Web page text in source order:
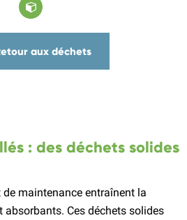
aux déchets
: des déchets solides
de maintenance entraînent la
Ces déchets solides